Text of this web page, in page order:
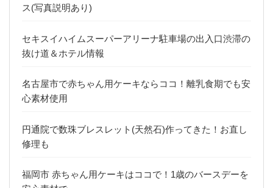
ス(写真説明あり)
セキスイハイムスーパーアリーナ駐車場の出入口渋滞の
抜け道＆ホテル情報
名古屋市で赤ちゃん用ケーキならココ！離乳食期でも安
心素材使用
円通院で数珠ブレスレット(天然石)作ってきた！お直し
修理も
福岡市 赤ちゃん用ケーキはココで！1歳のバースデーを